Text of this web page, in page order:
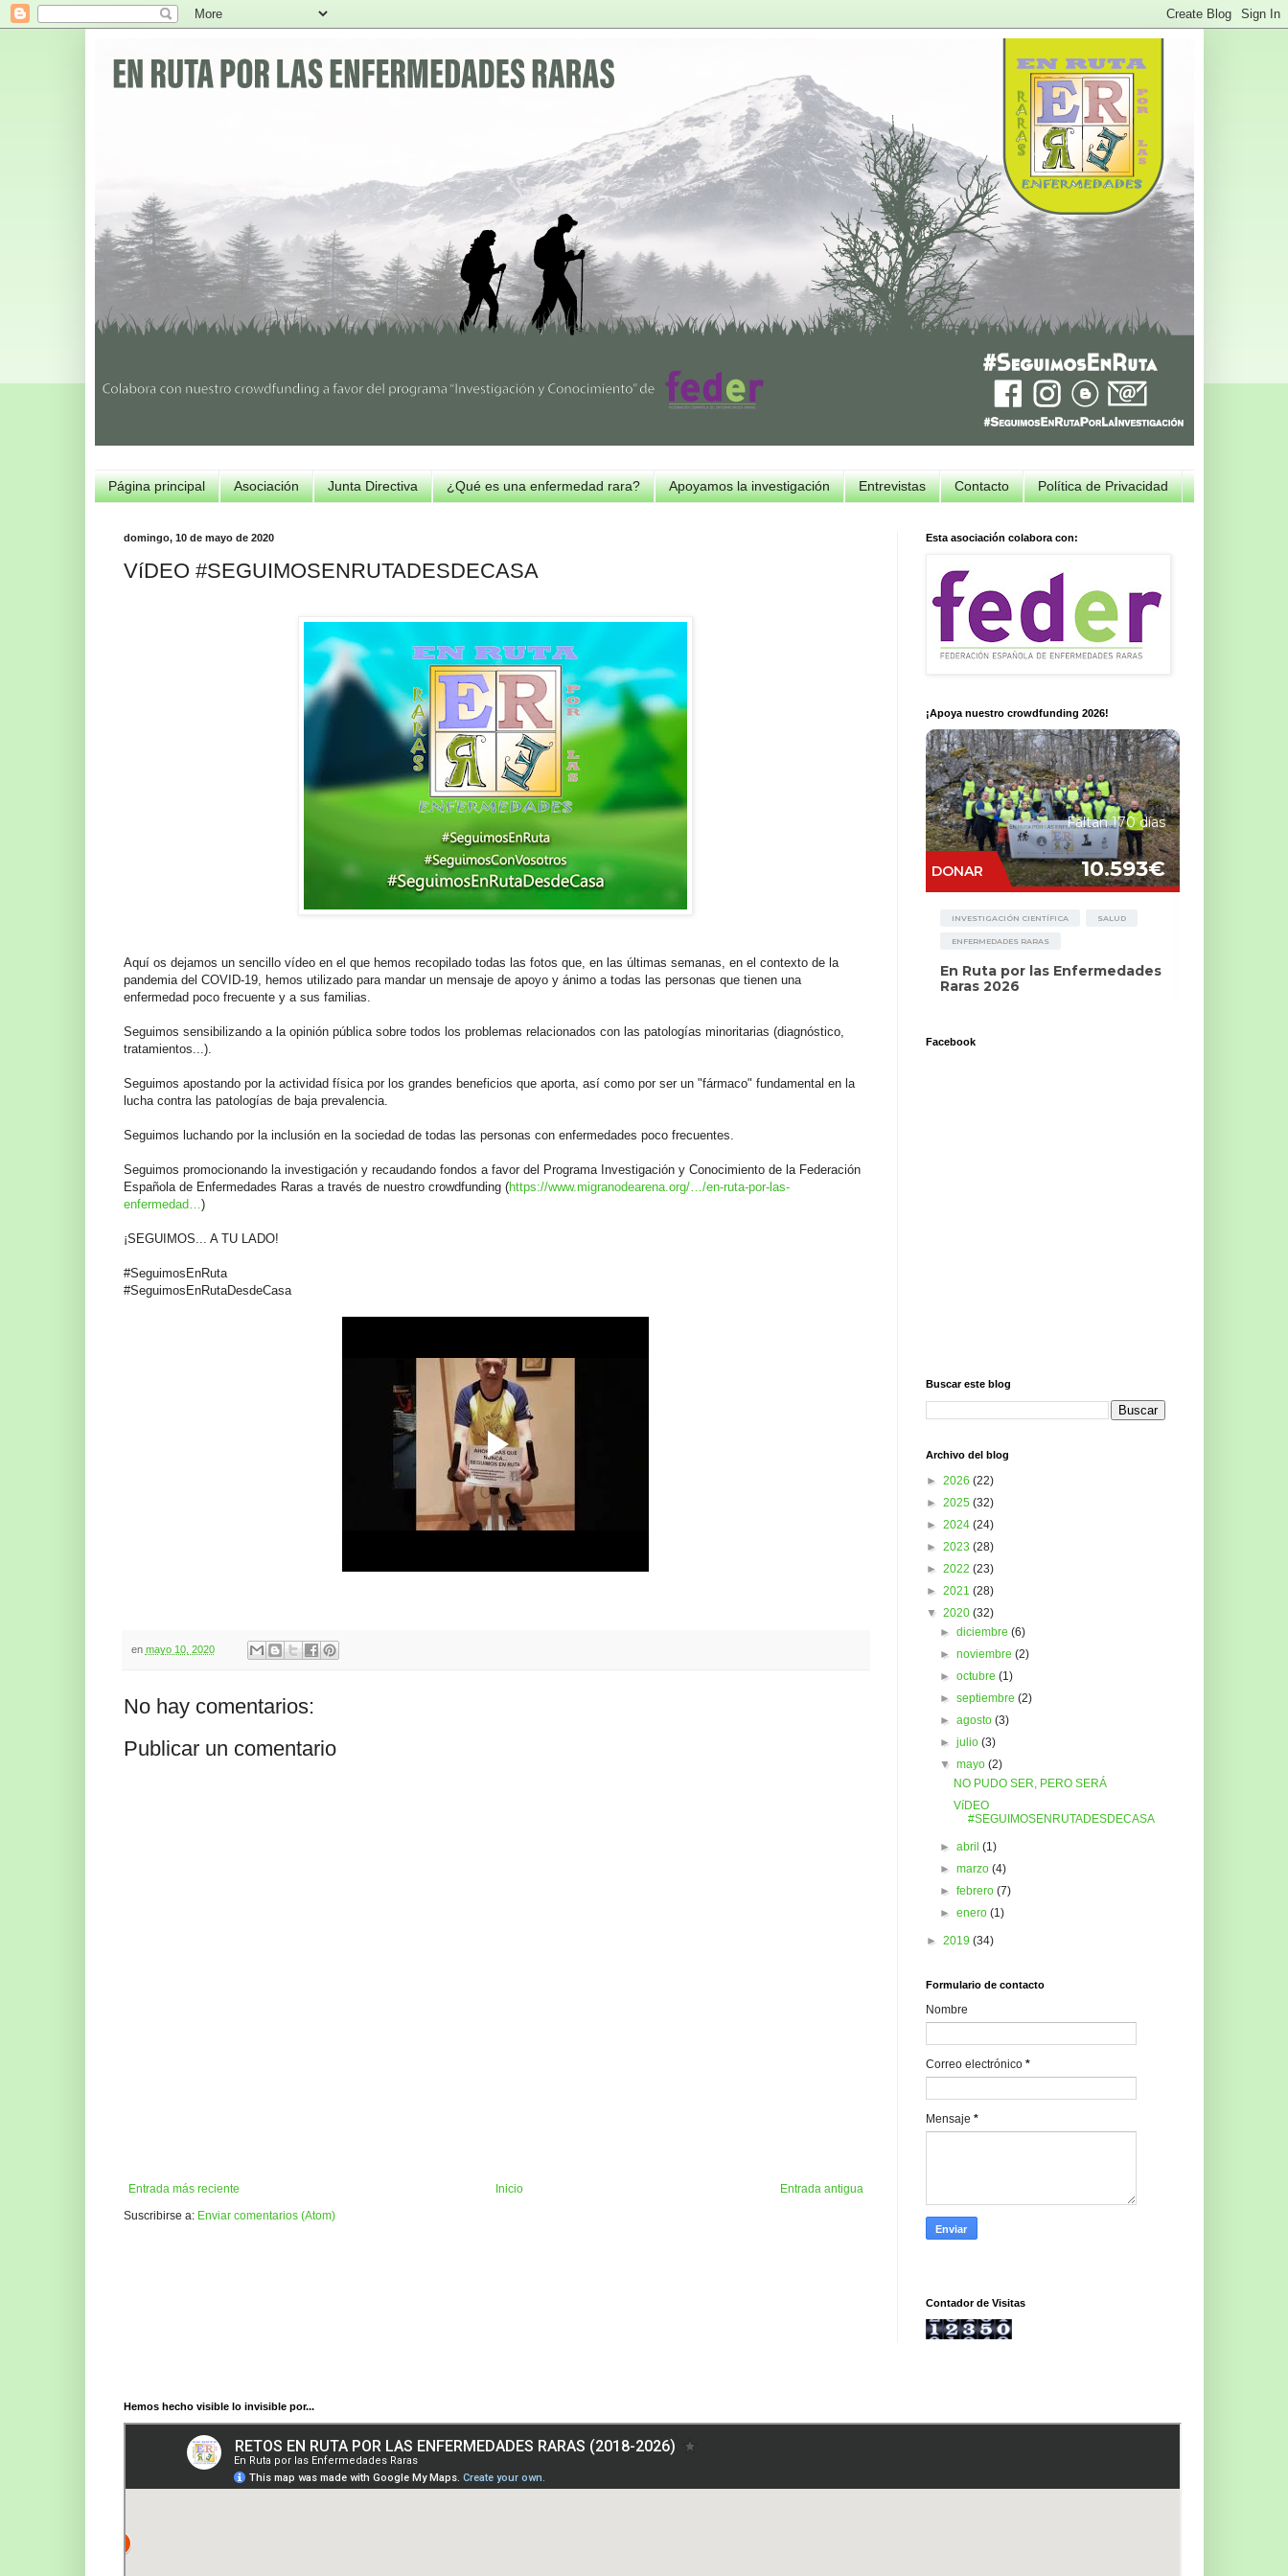
Página principal Asociación Junta Directiva ¿Qué es una enfermedad rara? Apoyamos la investigación Entrevistas Contacto Política de Privacidad
domingo, 10 de mayo de 2020
VíDEO #SEGUIMOSENRUTADESDECASA
Aquí os dejamos un sencillo vídeo en el que hemos recopilado todas las fotos que, en las últimas semanas, en el contexto de la
pandemia del COVID-19, hemos utilizado para mandar un mensaje de apoyo y ánimo a todas las personas que tienen una
enfermedad poco frecuente y a sus familias.
Seguimos sensibilizando a la opinión pública sobre todos los problemas relacionados con las patologías minoritarias (diagnóstico,
tratamientos...).
Seguimos apostando por la actividad física porlos grandes beneficios que aporta, así como por ser un "fármaco" fundamental en la
lucha contra las patologías de baja prevalencia.
Seguimos luchando por la inclusión en la sociedad de todas las personas con enfermedades poco frecuentes.
Seguimos promocionando la investigación y recaudando fondos a favor del Programa Investigación y Conocimiento de la Federación
Española de Enfermedades Raras a través de nuestro crowdfunding (https://www.migranodearena.org/…/en-ruta-por-las-
enfermedad…)
¡SEGUIMOS... A TU LADO!
#SeguimosEnRuta
#SeguimosEnRutaDesdeCasa
en mayo 10, 2020
No hay comentarios:
Publicar un comentario
Entrada más reciente Entrada antigua
Inicio
Suscribirse a: Enviar comentarios (Atom)
Esta asociación colabora con:
¡Apoya nuestro crowdfunding 2026!
Facebook
Buscar este blog
Archivo del blog
► 2026 (22)
► 2025 (32)
► 2024 (24)
► 2023 (28)
► 2022 (23)
► 2021 (28)
▼ 2020 (32)
► diciembre (6)
► noviembre (2)
► octubre (1)
► septiembre (2)
► agosto (3)
► julio (3)
▼ mayo (2)
NO PUDO SER, PERO SERÁ
VíDEO
#SEGUIMOSENRUTADESDECASA
► abril (1)
► marzo (4)
► febrero (7)
► enero (1)
► 2019 (34)
Formulario de contacto
Nombre
Correo electrónico *
Mensaje *
Contador de Visitas
Hemos hecho visible lo invisible por...